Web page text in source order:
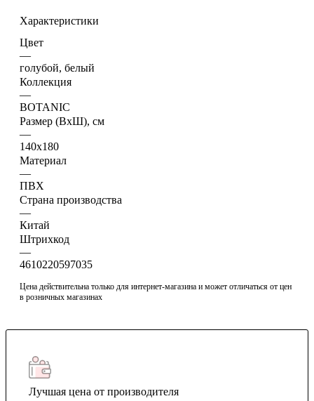
Характеристики
Цвет
—
голубой, белый
Коллекция
—
BOTANIC
Размер (ВхШ), см
—
140х180
Материал
—
ПВХ
Страна производства
—
Китай
Штрихкод
—
4610220597035
Цена действительна только для интернет-магазина и может отличаться от цен
в розничных магазинах
Лучшая цена от производителя